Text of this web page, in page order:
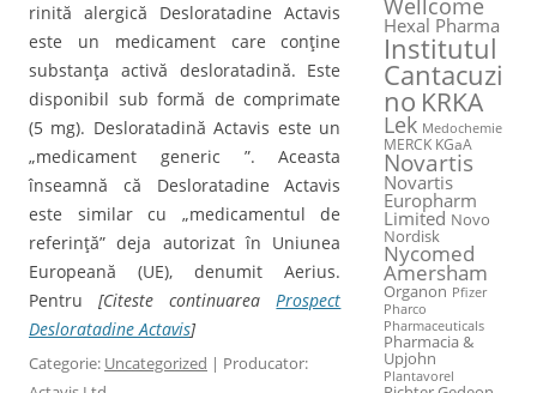
rinită alergică Desloratadine Actavis
este un medicament care conţine
substanţa activă desloratadină. Este
disponibil sub formă de comprimate
(5 mg). Desloratadină Actavis este un
„medicament generic ”. Aceasta
înseamnă că Desloratadine Actavis
este similar cu „medicamentul de
referinţă” deja autorizat în Uniunea
Europeană (UE), denumit Aerius.
Pentru[Citeste continuarea Prospect
Desloratadine Actavis]
Categorie: Uncategorized | Producator:
Hexal Pharma
Institutul
Cantacuzi
no KRKA
Lek Medochemie
MERCK KGaA
Novartis
Novartis
Europharm
Limited Novo
Nordisk
Nycomed
Amersham
Organon Pfizer
Pharco
Pharmaceuticals
Pharmacia &
Upjohn
Plantavorel